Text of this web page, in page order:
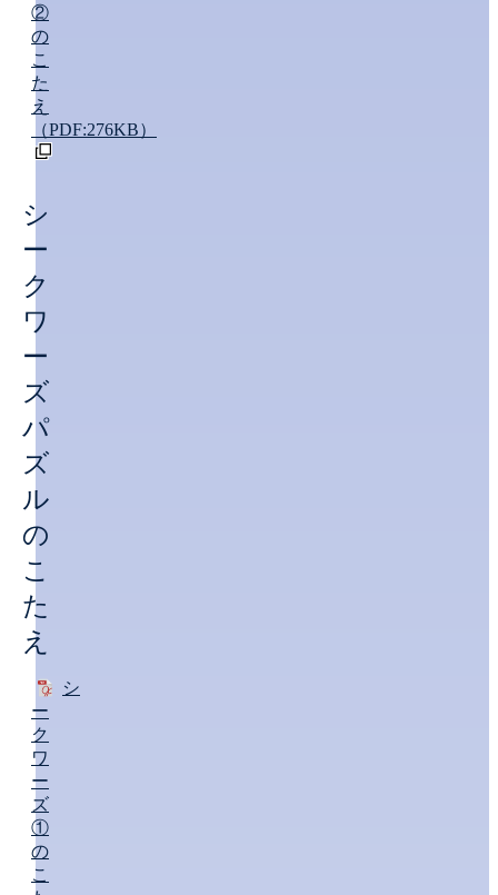
②
の
こ
た
え
（PDF:276KB）
シ
ー
ク
ワ
ー
ズ
パ
ズ
ル
の
こ
た
え
シ
ー
ク
ワ
ー
ズ
①
の
こ